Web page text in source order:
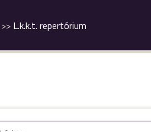
L.k.k.t. repertórium